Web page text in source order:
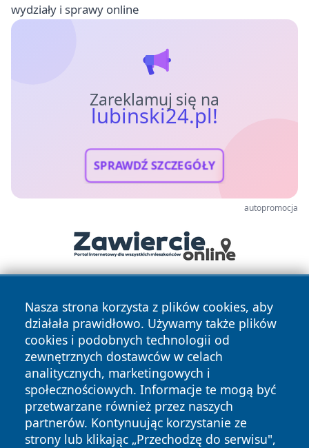
wydziały i sprawy online
Zareklamuj się na
lubinski24.pl!
SPRAWDŹ SZCZEGÓŁY
autopromocja
Nasza strona korzysta z plików cookies, aby
działała prawidłowo. Używamy także plików
cookies i podobnych technologii od
zewnętrznych dostawców w celach
analitycznych, marketingowych i
społecznościowych. Informacje te mogą być
przetwarzane również przez naszych
partnerów. Kontynuując korzystanie ze
strony lub klikając „Przechodzę do serwisu",
Copyright © 2026 lubinski24.pl Wszystkie prawa zastrzeżone.
News Autorzy
Polityka
Prywatności
Polityka
Cookies